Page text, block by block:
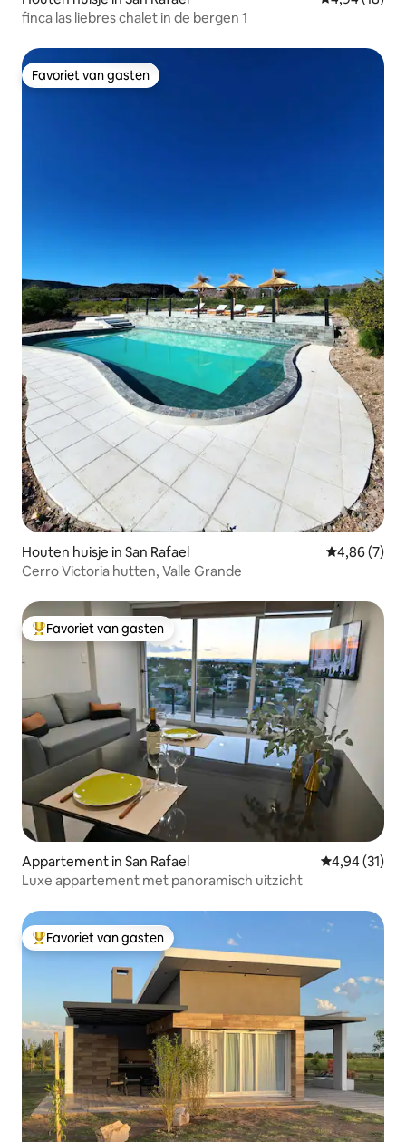
finca las liebres chalet in de bergen 1
Favoriet van gasten
Favoriet van gasten
Houten huisje in San Rafael Gemiddelde
4,86 (7)
Cerro Victoria hutten, Valle Grande
Topfavoriet van gasten
Favoriet van gasten
Appartement in San Rafael Gemiddelde
4,94 (31)
Luxe appartement met panoramisch uitzicht
Topfavoriet van gasten
Favoriet van gasten